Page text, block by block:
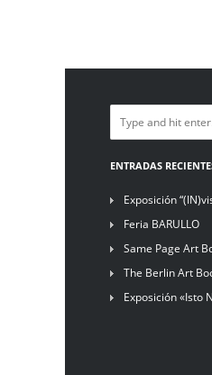
ENTRADAS
Exposición
Feria BARULLO
Same Page Art
The Berlin Art
Exposición «Isto